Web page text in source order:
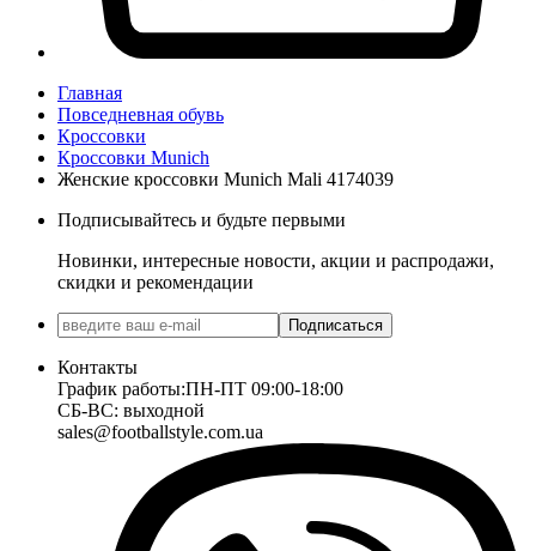
Главная
Повседневная обувь
Кроссовки
Кроссовки Munich
Женские кроссовки Munich Mali 4174039
Подписывайтесь и будьте первыми
Новинки, интересные новости, акции и распродажи,
скидки и рекомендации
Подписаться
Контакты
График работы:ПН-ПТ 09:00-18:00
СБ-ВС: выходной
sales@footballstyle.com.ua